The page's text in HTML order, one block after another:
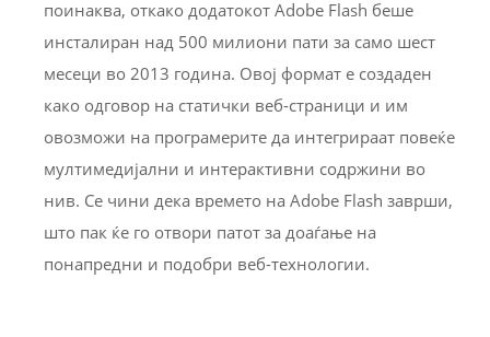
поинаква, откако додатокот Adobe Flash беше
инсталиран над 500 милиони пати за само шест
месеци во 2013 година. Овој формат е создаден
како одговор на статички веб-страници и им
овозможи на програмерите да интегрираат повеќе
мултимедијални и интерактивни содржини во
нив. Се чини дека времето на Adobe Flash заврши,
што пак ќе го отвори патот за доаѓање на
понапредни и подобри веб-технологии.